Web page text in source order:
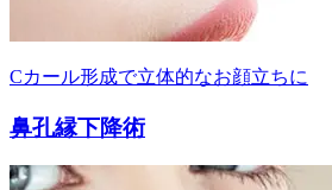
Cカール形成で立体的なお顔立ちに
鼻孔縁下降術